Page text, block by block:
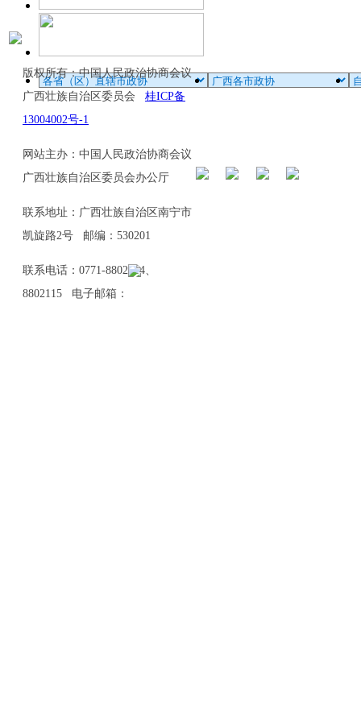
版权所有：中国人民政治协商会议
广西壮族自治区委员会 桂ICP备
13004002号-1
网站主办：中国人民政治协商会议
广西壮族自治区委员会办公厅
联系地址：广西壮族自治区南宁市
凯旋路2号 邮编：530201
联系电话：0771-8802114、
8802115 电子邮箱：